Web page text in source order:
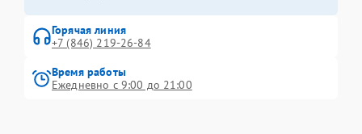
Горячая линия
+7 (846) 219-26-84
Время работы
Ежедневно с 9:00 до 21:00